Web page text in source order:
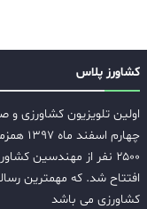
کشاورز پلاس
اولین تلویزیون کشاورزی و
۲۵۰۰ نفر از مهندسین
افتتاح شد. که مهمترین
کشاورزی می باشد